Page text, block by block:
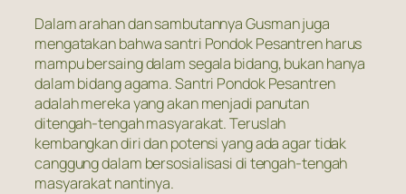
Dalam arahan dan sambutannya Gusman juga
mengatakan bahwa santri Pondok Pesantren harus
mampu bersaing dalam segala bidang, bukan hanya
dalam bidang agama. Santri Pondok Pesantren
adalah mereka yang akan menjadi panutan
ditengah-tengah masyarakat. Teruslah
kembangkan diri dan potensi yang ada agar tidak
canggung dalam bersosialisasi di tengah-tengah
masyarakat nantinya.